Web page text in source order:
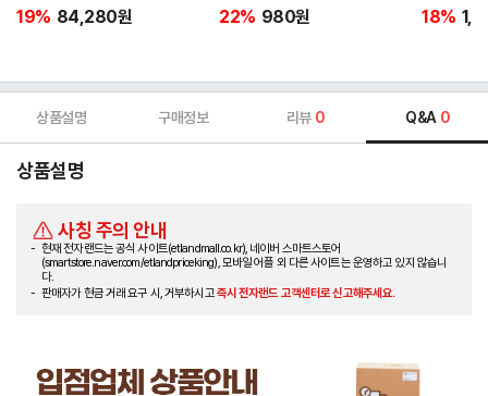
19% 84,280원 22% 980원 18%
상품설명 구매정보 리뷰 0 Q&A 0
상품설명
사칭 주의 안내
현재 전자랜드는 공식 사이트(etlandmall.co.kr), 네이버 스마트스토어
(smartstore.naver.com/etlandpriceking), 모바일 어플 외 다른 사이트는 운영하고 있지 않습니
다.
판매자가 현금 거래 요구 시, 거부하시고즉시 전자랜드 고객센터로 신고해주세요.